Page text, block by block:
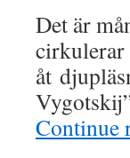
Det är
cirkulerar
åt
Continue